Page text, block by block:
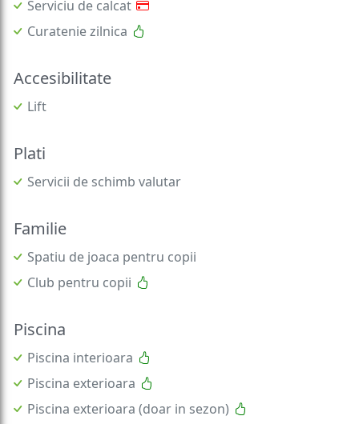
Serviciu de calcat
Curatenie zilnica
Accesibilitate
Lift
Plati
Servicii de schimb valutar
Familie
Spatiu de joaca pentru copii
Club pentru copii
Piscina
Piscina interioara
Piscina exterioara
Piscina exterioara (doar in sezon)